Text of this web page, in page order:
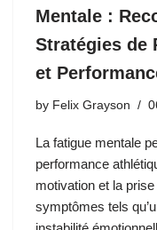
Mentale :
Stratégies de
et
by Felix Grayson
La fatigue mentale
performance
motivation et la
symptômes tels